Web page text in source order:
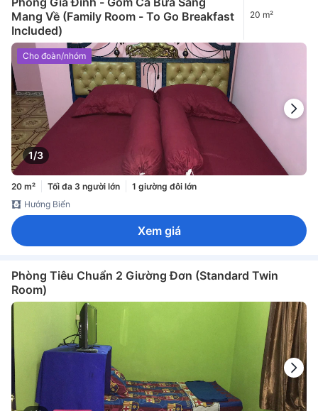
Mang Về (Family Room - To Go Breakfast
Included)
20 m²
1/3
Cho đoàn/nhóm
20 m² Tối đa 3 người lớn
1 giường đôi lớn
Hướng Biển
Xem giá
Phòng Tiêu Chuẩn 2 Giường Đơn (Standard Twin
Room)